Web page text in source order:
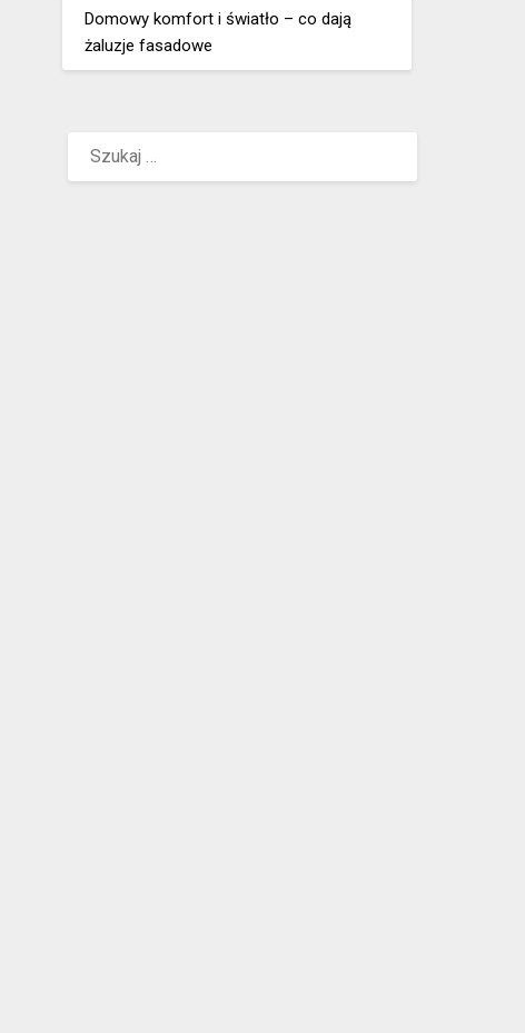
Domowy komfort i światło – co dają
żaluzje fasadowe